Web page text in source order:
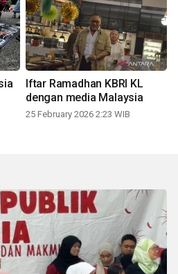
Iftar Ramadhan KBRI KL
dengan media Malaysia
25 February 2026 2:23 WIB